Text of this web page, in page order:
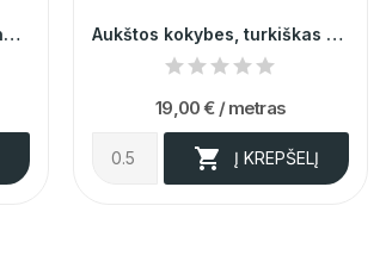
Prabangi, itališka, ruda vilna 013934 Aukštos kokybes, turkiškas "Marchiano" juodas...
19,00 € / metras
 Į KREPŠELĮ